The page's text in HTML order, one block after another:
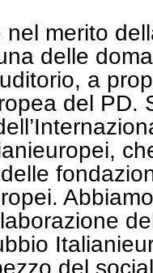
nel merito
delle
a
del PD.
del